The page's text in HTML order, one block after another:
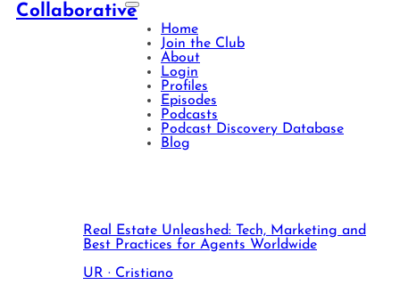
Collaborative
Home
Join the Club
About
Login
Profiles
Episodes
Podcasts
Podcast Discovery Database
Blog
Real Estate Unleashed: Tech, Marketing and
Best Practices for Agents Worldwide
UR · Cristiano